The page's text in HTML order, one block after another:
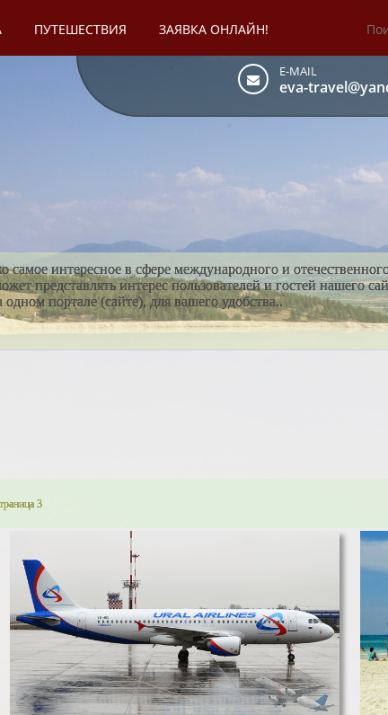
интересное в сфере международного и
представлять интерес пользователей и гостей нашего
портале (сайте), для вашего удобства..
E-MAIL
eva-
ПУТЕШЕСТВИЯ ЗАЯВКА ОНЛАЙН!
3